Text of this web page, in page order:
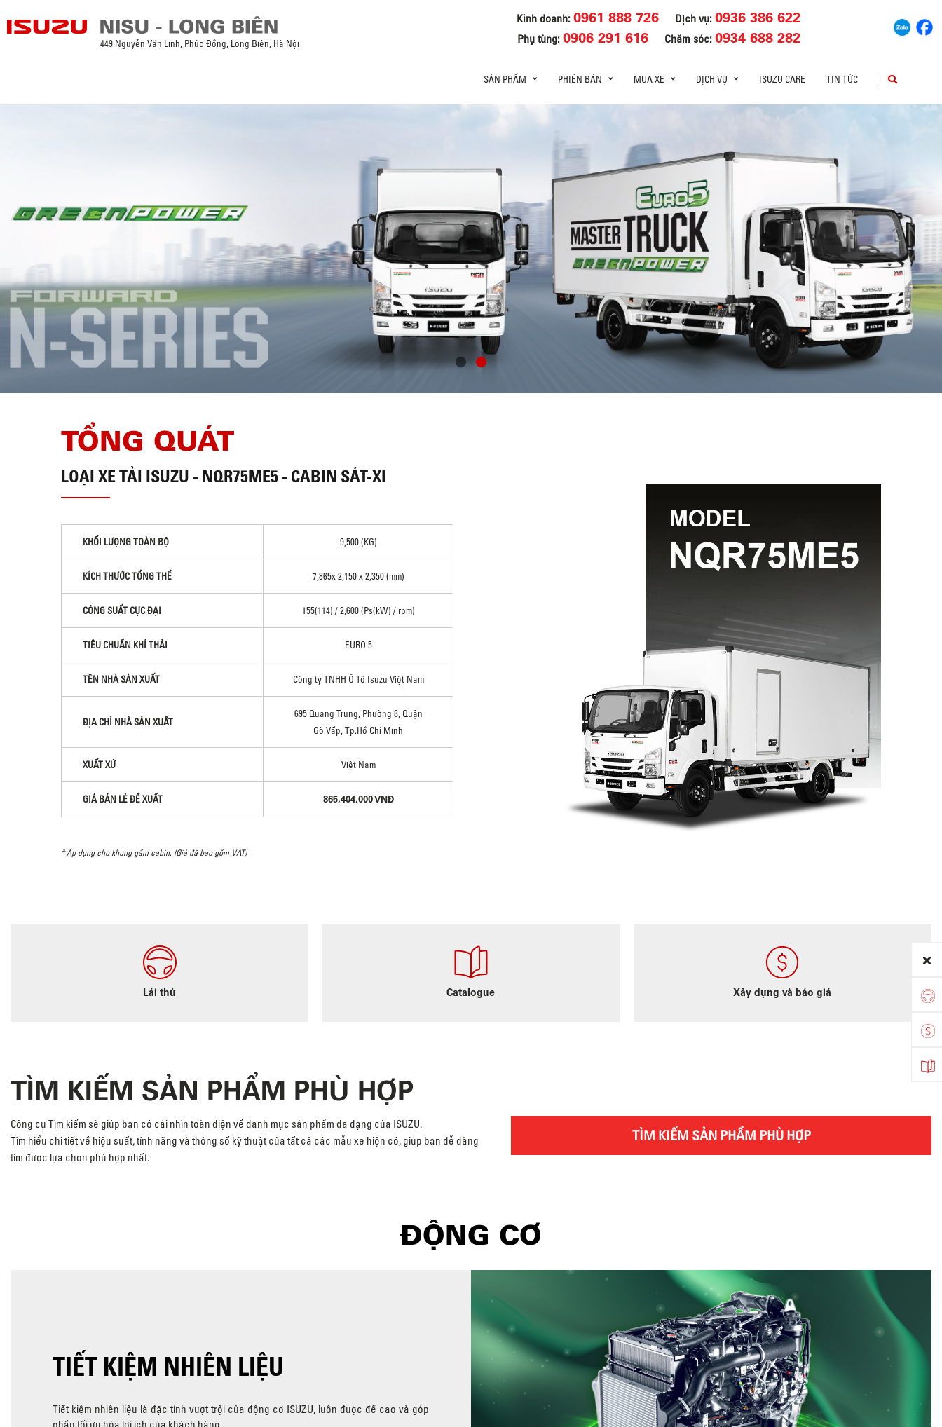
Kinh doanh:0961 888 726 Dịch vụ:0936 386 622
Phụ tùng:0906 291 616 Chăm sóc:0934 688 282
449 Nguyễn Văn Linh, Phúc Đồng, Long Biên, Hà Nội
SẢN PHẨM PHIÊN BẢN MUA XE DỊCH VỤ ISUZU CARE TIN TỨC |
TỔNG QUÁT
LOẠI XE TẢI ISUZU - NQR75ME5 - CABIN SÁT-XI
KHỐI LƯỢNG TOÀN BỘ 9,500 (KG)
KÍCH THƯỚC TỔNG THỂ 7,865x 2,150 x 2,350 (mm)
CÔNG SUẤT CỰC ĐẠI 155(114) / 2,600 (Ps(kW) / rpm)
TIÊU CHUẨN KHÍ THẢI EURO 5
TÊN NHÀ SẢN XUẤT Công ty TNHH Ô Tô Isuzu Việt Nam
ĐỊA CHỈ NHÀ SẢN XUẤT
695 Quang Trung, Phường 8, Quận
Gò Vấp, Tp.Hồ Chí Minh
XUẤT XỨ Việt Nam
GIÁ BÁN LẺ ĐỀ XUẤT 865,404,000 VNĐ
* Áp dụng cho khung gầm cabin. (Giá đã bao gồm VAT)
Lái thử Catalogue Xây dựng và báo giá
TÌM KIẾM SẢN PHẨM PHÙ HỢP
Công cụ Tìm kiếm sẽ giúp bạn có cái nhìn toàn diện về danh mục sản phẩm đa dạng của ISUZU.
Tìm hiểu chi tiết về hiệu suất, tính năng và thông số kỹ thuật của tất cả các mẫu xe hiện có, giúp bạn dễ dàng
tìm được lựa chọn phù hợp nhất.
TÌM KIẾM SẢN PHẨM PHÙ HỢP
ĐỘNG CƠ
TIẾT KIỆM NHIÊN LIỆU
Tiết kiệm nhiên liệu là đặc tính vượt trội của động cơ ISUZU, luôn được đề cao và góp